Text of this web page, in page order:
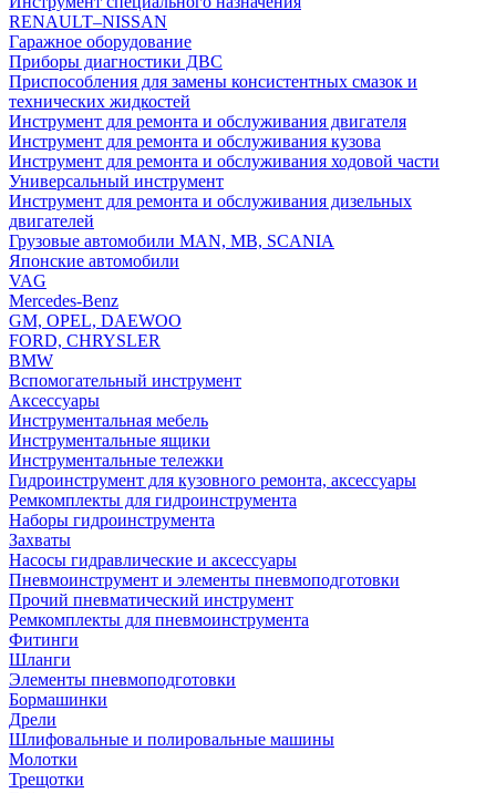
RENAULT–NISSAN
Гаражное оборудование
Приборы диагностики ДВС
Приспособления для замены консистентных смазок и
технических жидкостей
Инструмент для ремонта и обслуживания двигателя
Инструмент для ремонта и обслуживания кузова
Инструмент для ремонта и обслуживания ходовой части
Универсальный инструмент
Инструмент для ремонта и обслуживания дизельных
двигателей
Грузовые автомобили MAN, MB, SCANIA
Японские автомобили
VAG
Mercedes-Benz
GM, OPEL, DAEWOO
FORD, CHRYSLER
BMW
Вспомогательный инструмент
Аксессуары
Инструментальная мебель
Инструментальные ящики
Инструментальные тележки
Гидроинструмент для кузовного ремонта, аксессуары
Ремкомплекты для гидроинструмента
Наборы гидроинструмента
Захваты
Насосы гидравлические и аксессуары
Пневмоинструмент и элементы пневмоподготовки
Прочий пневматический инструмент
Ремкомплекты для пневмоинструмента
Фитинги
Шланги
Элементы пневмоподготовки
Бормашинки
Дрели
Шлифовальные и полировальные машины
Молотки
Трещотки